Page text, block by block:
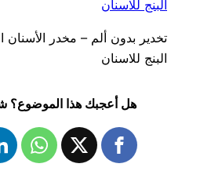
تخدير بدون ألم – مخدر الأسنان
البنج للاسنان
هل أعجبك هذا الموضوع؟